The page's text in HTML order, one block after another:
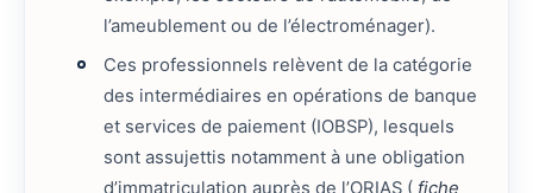
l’ameublement ou de l’électroménager).
Ces professionnels relèvent de la catégorie
des intermédiaires en opérations de banque
et services de paiement (IOBSP), lesquels
sont assujettis notamment à une obligation
d’immatriculation auprès de l’ORIAS ( fiche